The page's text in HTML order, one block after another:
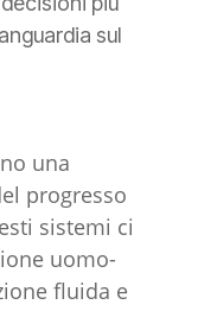
sul
una
progresso
sistemi ci
uomo-
fluida e